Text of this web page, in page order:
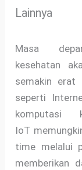
Lainnya
Masa
kesehatan
semakin erat
seperti
komputasi
IoT
time melalui
memberikan